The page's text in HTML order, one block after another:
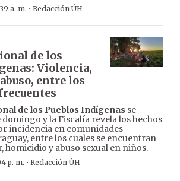
a. m. · Redacción ÚH
de los
Violencia,
entre los
de los Pueblos Indígenas se
y la Fiscalía revela los hechos
incidencia en comunidades
entre los cuales se encuentran
homicidio y abuso sexual en niños.
p. m. · Redacción ÚH